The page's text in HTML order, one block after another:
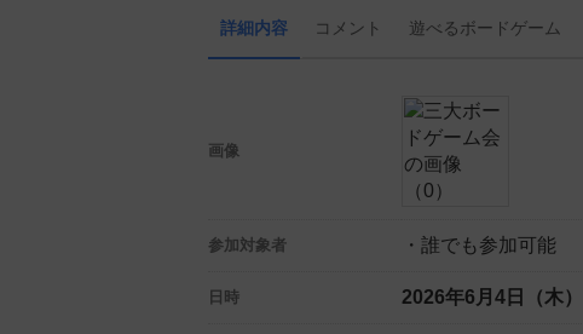
詳細内容 コメント 遊べるボードゲーム
画像
参加対象者 ・誰でも参加可能
日時 2026年6月4日（木）